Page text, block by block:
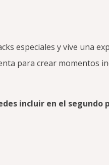
especiales y vive una
para crear momentos
incluir en el segundo